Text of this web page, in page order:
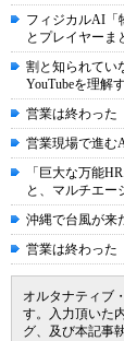
フィジカルAI「
とプレイヤーま
割と知られてい
YouTubeを理解
営業は終わった
営業現場で進む
「巨大な万能
と、マルチエー
沖縄で台風が来
営業は終わった
オルタナティブ
す。入力頂いた
グ、及び本記事